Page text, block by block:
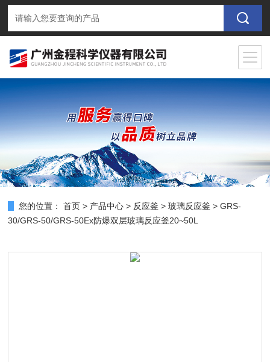
您的位置： 首页 > 产品中心 > 反应釜 >玻璃反应釜 > GRS-
30/GRS-50/GRS-50Ex防爆双层玻璃反应釜20~50L